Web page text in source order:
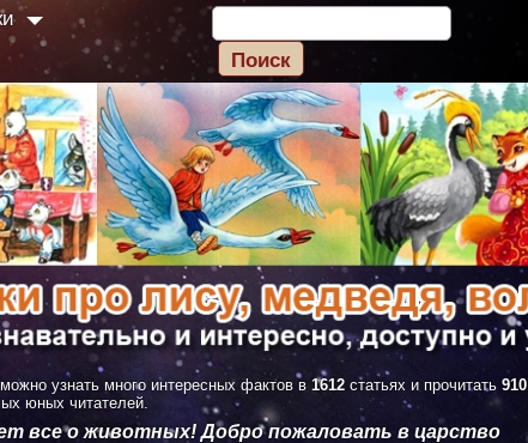
узнать много интересных фактов в 1612 статьях и прочитать 910
юных читателей.
все о животных! Добро пожаловать в царство